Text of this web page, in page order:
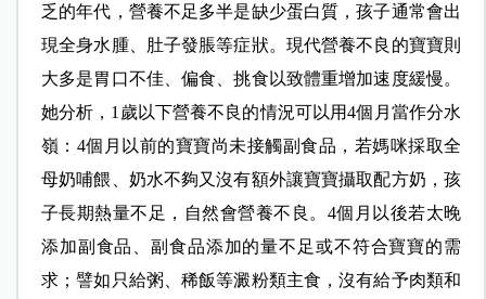
乏的年代，營養不足多半是缺少蛋白質，孩子通常會出
現全身水腫、肚子發脹等症狀。現代營養不良的寶寶則
大多是胃口不佳、偏食、挑食以致體重增加速度緩慢。
她分析，1歲以下營養不良的情況可以用4個月當作分水
嶺：4個月以前的寶寶尚未接觸副食品，若媽咪採取全
母奶哺餵、奶水不夠又沒有額外讓寶寶攝取配方奶，孩
子長期熱量不足，自然會營養不良。4個月以後若太晚
添加副食品、副食品添加的量不足或不符合寶寶的需
求；譬如只給粥、稀飯等澱粉類主食，沒有給予肉類和